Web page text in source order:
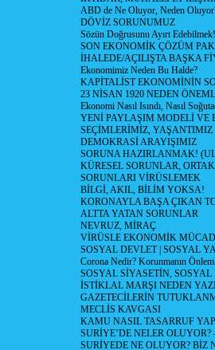
ABD de Ne Oluyor, Neden
DÖVİZ SORUNUMUZ
Sözün Doğrusunu Ayırt Edebilmek!
SON EKONOMİK ÇÖZÜM
İHALEDE/AÇILIŞTA BAŞKA
Ekonomimiz Neden Bu Halde?
KAPİTALİST EKONOMİNİN
23 NİSAN 1920 NEDEN
Ekonomi Nasıl Isındı, Nasıl
YENİ PAYLAŞIM MODELİ VE
SEÇİMLERİMİZ, YAŞANTIMIZ
DEMOKRASİ ARAYIŞIMIZ
SORUNA HAZIRLANMAK!
KÜRESEL SORUNLAR,
SORUNLARI VİRÜSLEMEK
BİLGİ, AKIL, BİLİM YOKSA!
KORONAYLA BAŞA ÇIKAN
ALTTA YATAN SORUNLAR
NEVRUZ, MİRAÇ
VİRÜSLE EKONOMİK
SOSYAL DEVLET | SOSYAL
Corona Nedir? Korunmanın
SOSYAL SİYASETİN,
İSTİKLAL MARŞI NEDEN
GAZETECİLERİN
MECLİS KAVGASI
KAMU NASIL TASARRUF
SURİYE’DE NELER OLUYOR?
SURİYEDE NE OLUYOR? BİZ